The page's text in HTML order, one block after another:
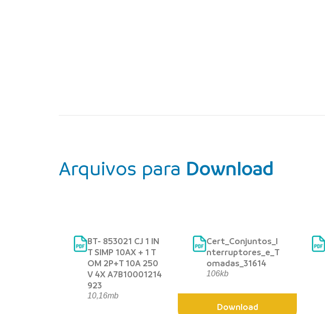
Arquivos para Download
BT- 853021 CJ 1 IN
T SIMP 10AX + 1 T
OM 2P+T 10A 250
V 4X A7B10001214
923
10,16mb
Cert_Conjuntos_I
nterruptores_e_T
omadas_31614
106kb
Download